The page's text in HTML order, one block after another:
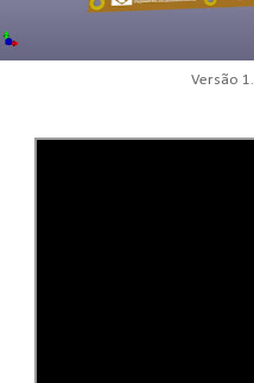
Versão